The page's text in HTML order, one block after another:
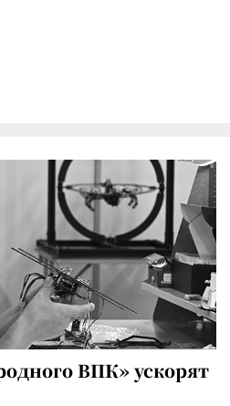
ВПК» ускорят